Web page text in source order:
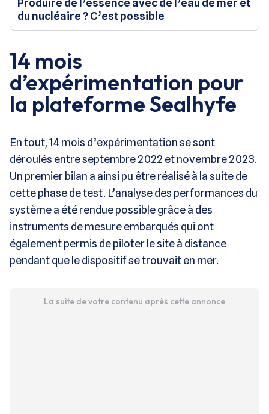
du nucléaire ? C’est possible
14 mois
d’expérimentation pour
la plateforme Sealhyfe
En tout, 14 mois d’expérimentation se sont
déroulés entre septembre 2022 et novembre 2023.
Un premier bilan a ainsi pu être réalisé à la suite de
cette phase de test. L’analyse des performances du
système a été rendue possible grâce à des
instruments de mesure embarqués qui ont
également permis de piloter le site à distance
pendant que le dispositif se trouvait en mer.
La suite de votre contenu après cette annonce